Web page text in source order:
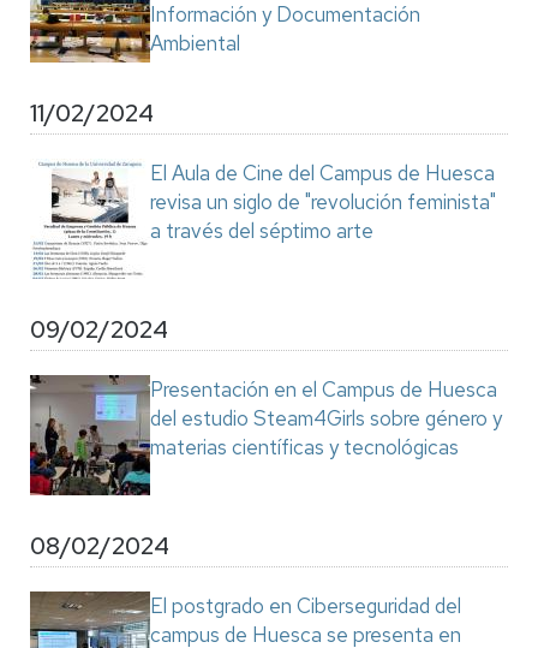
Información y Documentación
Ambiental
11/02/2024
El Aula de Cine del Campus de Huesca
revisa un siglo de "revolución feminista"
a través del séptimo arte
09/02/2024
Presentación en el Campus de Huesca
del estudio Steam4Girls sobre género y
materias científicas y tecnológicas
08/02/2024
El postgrado en Ciberseguridad del
campus de Huesca se presenta en